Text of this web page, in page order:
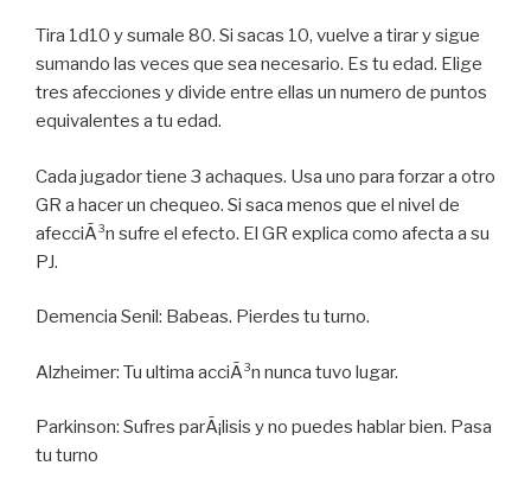
Tira 1d10 y sumale 80. Si sacas 10, vuelve a tirar y sigue
sumando las veces que sea necesario. Es tu edad. Elige
tres afecciones y divide entre ellas un numero de puntos
equivalentes a tu edad.
Cada jugador tiene 3 achaques. Usa uno para forzar a otro
GR a hacer un chequeo. Si saca menos que el nivel de
afecciÃ³n sufre el efecto. El GR explica como afecta a su
PJ.
Demencia Senil: Babeas. Pierdes tu turno.
Alzheimer: Tu ultima acciÃ³n nunca tuvo lugar.
Parkinson: Sufres parÃ¡lisis y no puedes hablar bien. Pasa
tu turno